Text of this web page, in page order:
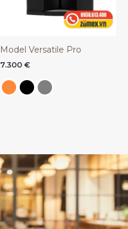
Model Versatile Pro
7.300 €